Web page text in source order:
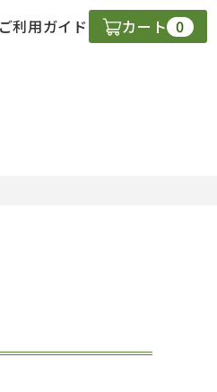
ご利用ガイド カート 0